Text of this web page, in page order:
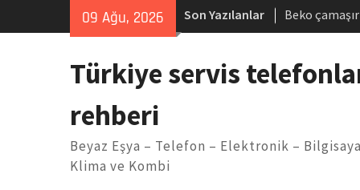
09 Ağu, 2026 Son Yazılanlar
Beko
Demirdöküm
Arızası
Türkiye servis
rehberi
Beyaz Eşya – Telefon – Elektronik –
Klima ve Kombi